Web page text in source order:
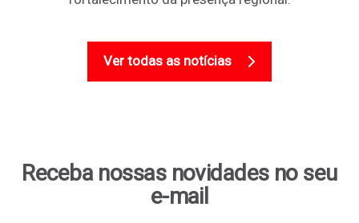
Ver todas as notícias
Receba nossas novidades no seu
e-mail